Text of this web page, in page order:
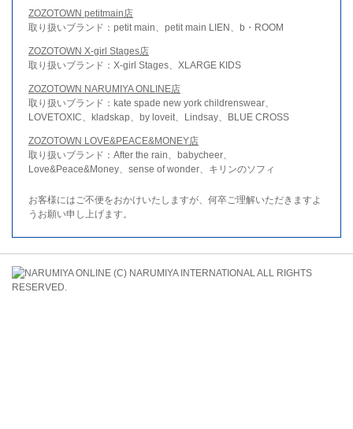
ZOZOTOWN petitmain店
取り扱いブランド：petit main、petit main LIEN、b・ROOM
ZOZOTOWN X-girl Stages店
取り扱いブランド：X-girl Stages、XLARGE KIDS
ZOZOTOWN NARUMIYA ONLINE店
取り扱いブランド：kate spade new york childrenswear、
LOVETOXIC、kladskap、by loveit、Lindsay、BLUE CROSS
ZOZOTOWN LOVE&PEACE&MONEY店
取り扱いブランド：After the rain、babycheer、
Love&Peace&Money、sense of wonder、キリンのソフィ
お客様にはご不便をおかけいたしますが、何卒ご理解いただきますよ
うお願い申し上げます。